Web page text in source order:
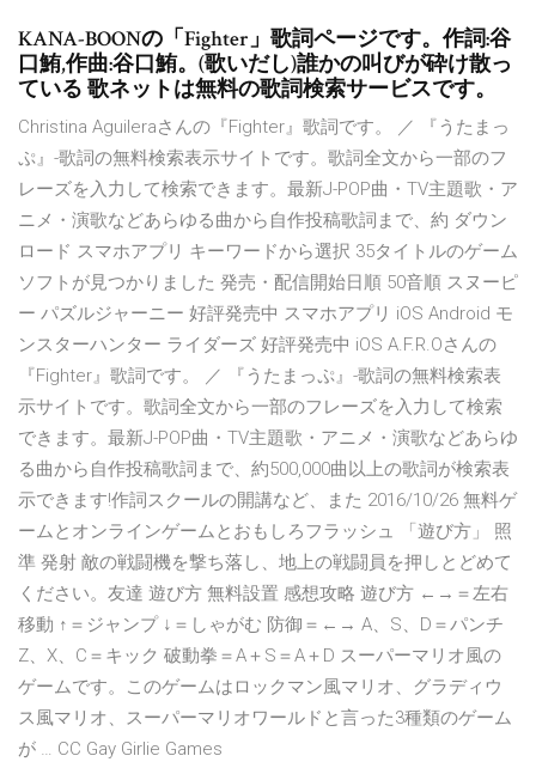
KANA-BOONの「Fighter」歌詞ページです。作詞:谷
口鮪,作曲:谷口鮪。(歌いだし)誰かの叫びが砕け散っ
ている 歌ネットは無料の歌詞検索サービスです。
Christina Aguileraさんの『Fighter』歌詞です。 ／ 『うたまっ
ぷ』-歌詞の無料検索表示サイトです。歌詞全文から一部のフ
レーズを入力して検索できます。最新J-POP曲・TV主題歌・ア
ニメ・演歌などあらゆる曲から自作投稿歌詞まで、約 ダウン
ロード スマホアプリ キーワードから選択 35タイトルのゲーム
ソフトが見つかりました 発売・配信開始日順 50音順 スヌーピ
ー パズルジャーニー 好評発売中 スマホアプリ iOS Android モ
ンスターハンター ライダーズ 好評発売中 iOS A.F.R.Oさんの
『Fighter』歌詞です。 ／ 『うたまっぷ』-歌詞の無料検索表
示サイトです。歌詞全文から一部のフレーズを入力して検索
できます。最新J-POP曲・TV主題歌・アニメ・演歌などあらゆ
る曲から自作投稿歌詞まで、約500,000曲以上の歌詞が検索表
示できます!作詞スクールの開講など、また 2016/10/26 無料ゲ
ームとオンラインゲームとおもしろフラッシュ 「遊び方」 照
準 発射 敵の戦闘機を撃ち落し、地上の戦闘員を押しとどめて
ください。友達 遊び方 無料設置 感想攻略 遊び方 ←→＝左右
移動 ↑＝ジャンプ ↓＝しゃがむ 防御＝←→ A、S、D＝パンチ
Z、X、C＝キック 破動拳＝A＋S＝A＋D スーパーマリオ風の
ゲームです。このゲームはロックマン風マリオ、グラディウ
ス風マリオ、スーパーマリオワールドと言った3種類のゲーム
が … CC Gay Girlie Games